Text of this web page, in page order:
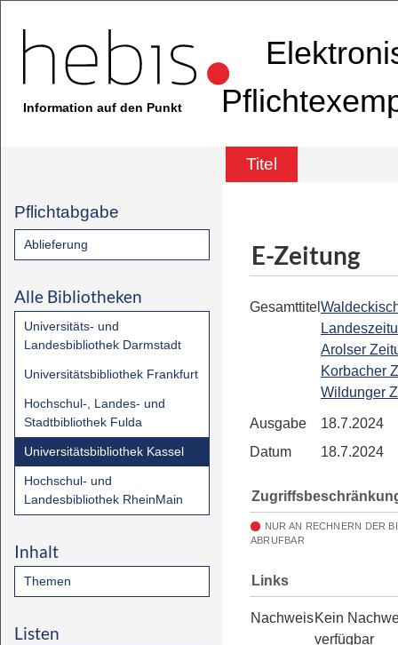
Information auf den Punkt
Titel
Pflichtabgabe
Ablieferung
Alle Bibliotheken
Universitäts- und
Landesbibliothek Darmstadt
Universitätsbibliothek Frankfurt
Hochschul-, Landes- und
Stadtbibliothek Fulda
Universitätsbibliothek Kassel
Hochschul- und
Landesbibliothek RheinMain
Inhalt
Themen
Listen
E-Zeitung
Gesamttitel
Arolser
Korbacher
Wildunger
Ausgabe
18.7.2024
Datum
18.7.2024
NUR AN RECHNERN DER
ABRUFBAR
Links
NachweisKein
verfügbar